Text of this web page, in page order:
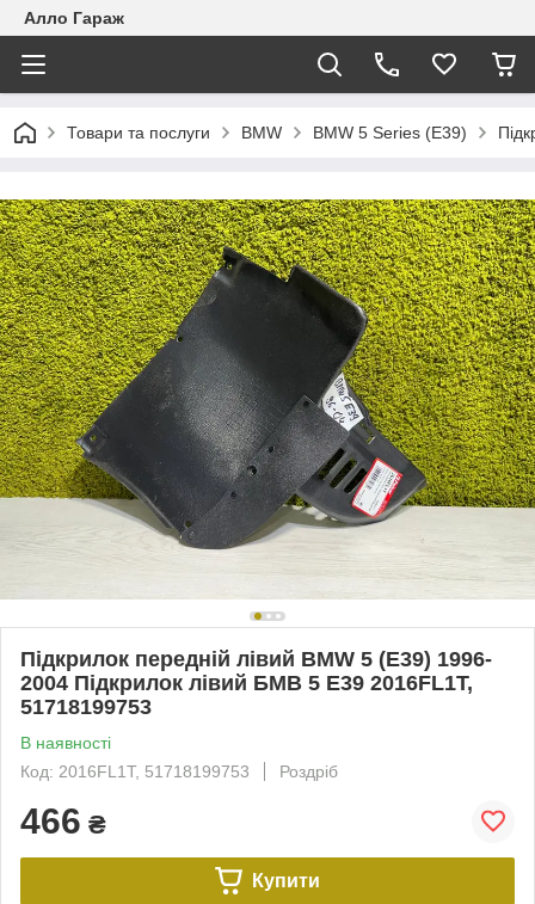
Алло Гараж
Товари та послуги BMW BMW 5 Series (E39)
Підкрилок передній лівий BMW 5 (E39) 1996-
2004 Підкрилок лівий БМВ 5 Е39 2016FL1T,
51718199753
В наявності
Код: 2016FL1T, 51718199753
Роздріб
466 ₴
Купити